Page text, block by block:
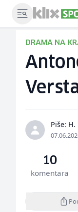
DRAMA NA
Piše: H.
10
komentara